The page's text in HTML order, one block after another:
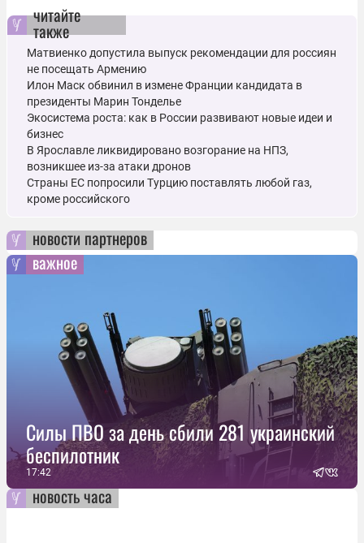
читайте
также
Матвиенко допустила выпуск рекомендации для россиян
не посещать Армению
Илон Маск обвинил в измене Франции кандидата в
президенты Марин Тонделье
Экосистема роста: как в России развивают новые идеи и
бизнес
В Ярославле ликвидировано возгорание на НПЗ,
возникшее из-за атаки дронов
Страны ЕС попросили Турцию поставлять любой газ,
кроме российского
новости партнеров
важное
Силы ПВО за день сбили 281 украинский
беспилотник
17:42
новость часа